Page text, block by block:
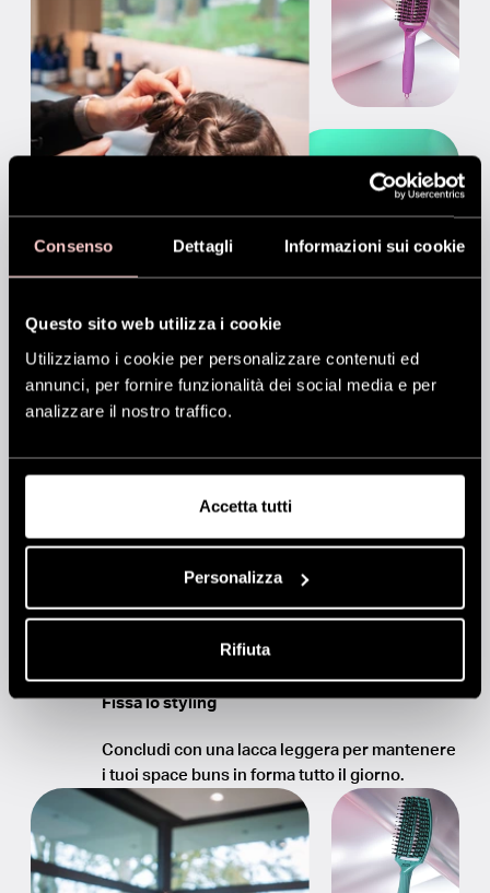
Consenso Dettagli Informazioni sui cookie
Questo sito web utilizza i cookie
Utilizziamo i cookie per personalizzare contenuti ed
annunci, per fornire funzionalità dei social media e per
analizzare il nostro traffico.
Accetta tutti
Personalizza
Rifiuta
Ripeti lo stesso procedimento sull’altro lato.
Definisci le onde
lasciate sciolte per un effetto naturale.
Fissa lo styling
Concludi con una lacca leggera per mantenere
i tuoi space buns in forma tutto il giorno.